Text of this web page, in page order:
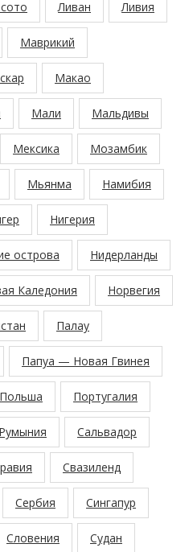
Ливан Ливия
Маврикий
Макао
Мали Мальдивы
Мексика Мозамбик
Мьянма Намибия
Нигерия
острова Нидерланды
Каледония Норвегия
Палау
Папуа — Новая Гвинея
Польша Португалия
Румыния Сальвадор
Свазиленд
Сербия Сингапур
Словения Судан